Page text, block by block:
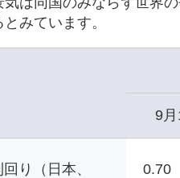
みています。
9月
り（日本、
0.70